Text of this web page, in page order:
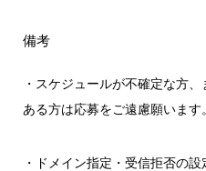
備考
・スケジュールが不確定な方
ある方は応募をご遠慮願います
・ドメイン指定・受信拒否の設